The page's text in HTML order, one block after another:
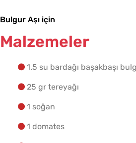
Bulgur Aşı için
Malzemeler
1.5 su bardağı başakbaşı
25 gr tereyağı
1 soğan
1 domates